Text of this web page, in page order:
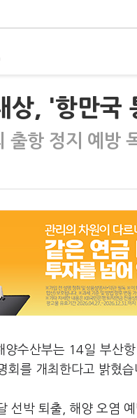
상, '항만국
출항 정지 예방
양수산부는 14일 부산
회를 개최한다고 밝혔습
선박 퇴출, 해양 오염